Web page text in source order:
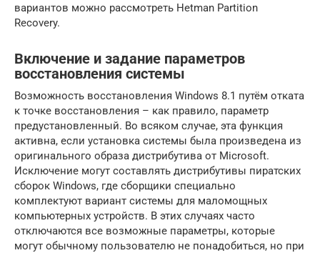
вариантов можно рассмотреть Hetman Partition
Recovery.
Включение и задание параметров
восстановления системы
Возможность восстановления Windows 8.1 путём отката
к точке восстановления – как правило, параметр
предустановленный. Во всяком случае, эта функция
активна, если установка системы была произведена из
оригинального образа дистрибутива от Microsoft.
Исключение могут составлять дистрибутивы пиратских
сборок Windows, где сборщики специально
комплектуют вариант системы для маломощных
компьютерных устройств. В этих случаях часто
отключаются все возможные параметры, которые
могут обычному пользователю не понадобиться, но при